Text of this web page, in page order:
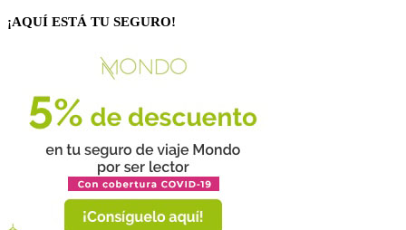
¡AQUÍ ESTÁ TU SEGURO!